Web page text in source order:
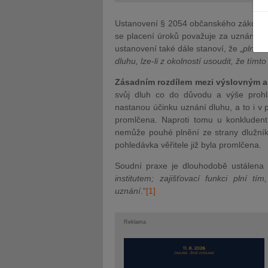
Ustanovení § 2054 občanského
se placení úroků považuje za uznání
ustanovení také dále stanoví, že „plní-li
dluhu, lze-li z okolností usoudit, že
Zásadním rozdílem mezi výslovným
svůj dluh co do důvodu a výše
nastanou účinku uznání dluhu, a to i v
promlčena. Naproti tomu u
nemůže pouhé plnění ze strany
pohledávka věřitele již byla promlčena.
Soudní praxe je dlouhodobě ustálena
institutem; zajišťovací funkci plní
uznání.“[1]
Reklama
JUDr. Tomáš Nielsen
JUDr.
Kurzy